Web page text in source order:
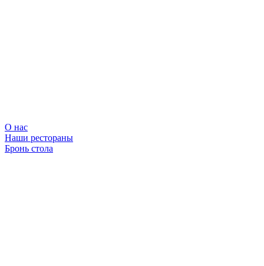
О нас
Наши рестораны
Бронь стола